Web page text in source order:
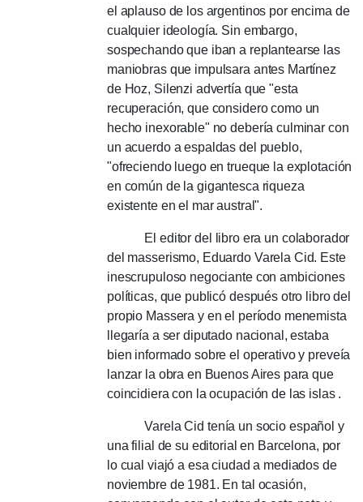
el aplauso de los argentinos por encima de
cualquier ideología. Sin embargo,
sospechando que iban a replantearse las
maniobras que impulsara antes Martínez
de Hoz, Silenzi advertía que "esta
recuperación, que considero como un
hecho inexorable" no debería culminar con
un acuerdo a espaldas del pueblo,
"ofreciendo luego en trueque la explotación
en común de la gigantesca riqueza
existente en el mar austral".
El editor del libro era un colaborador
del masserismo, Eduardo Varela Cid. Este
inescrupuloso negociante con ambiciones
políticas, que publicó después otro libro del
propio Massera y en el período menemista
llegaría a ser diputado nacional, estaba
bien informado sobre el operativo y preveía
lanzar la obra en Buenos Aires para que
coincidiera con la ocupación de las islas .
Varela Cid tenía un socio español y
una filial de su editorial en Barcelona, ​​​​por
lo cual viajó a esa ciudad a mediados de
noviembre de 1981. En tal ocasión,